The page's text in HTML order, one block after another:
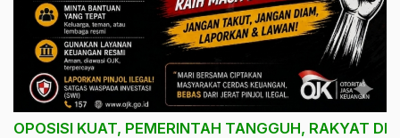
OPOSISI KUAT, PEMERINTAH TANGGUH, RAKYAT